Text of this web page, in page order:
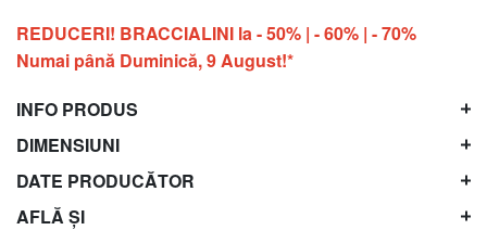
REDUCERI! BRACCIALINI la - 50% | - 60% | - 70%
Numai până Duminică, 9 August!*
INFO PRODUS
DIMENSIUNI
DATE PRODUCĂTOR
AFLĂ ȘI